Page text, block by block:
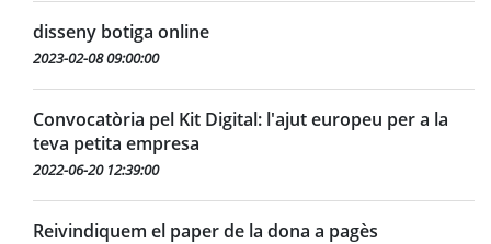
disseny botiga online
2023-02-08 09:00:00
Convocatòria pel Kit Digital: l'ajut europeu per a la
teva petita empresa
2022-06-20 12:39:00
Reivindiquem el paper de la dona a pagès